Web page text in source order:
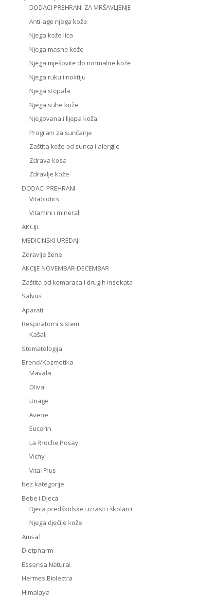
DODACI PREHRANI ZA MRŠAVLJENJE
Anti-age njega kože
Njega kože lica
Njega masne kože
Njega mješovite do normalne kože
Njega ruku i noktiju
Njega stopala
Njega suhe kože
Njegovana i lijepa koža
Program za sunčanje
Zaštita kože od sunca i alergije
Zdrava kosa
Zdravlje kože
DODACI PREHRANI
Vitabiotics
Vitamini i minerali
AKCIJE
MEDICINSKI UREDAJI
Zdravlje žene
AKCIJE NOVEMBAR-DECEMBAR
Zaštita od komaraca i drugih insekata
Salvus
Aparati
Respiratorni sistem
Kašalj
Stomatologija
Brend/Kozmetika
Mavala
Olival
Uriage
Avene
Eucerin
La Rroche Posay
Vichy
Vital Plus
bez kategorije
Bebe i Djeca
Djeca predškolske uzrasti i školarci
Njega dječije kože
Amsal
Dietpharm
Essensa Natural
Hermes Biolectra
Himalaya